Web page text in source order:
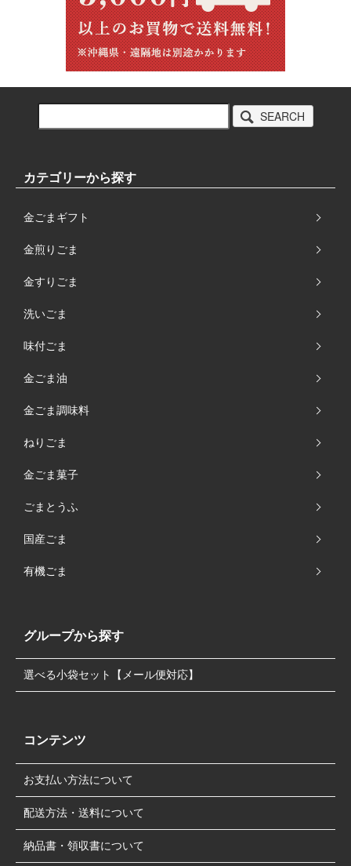
SEARCH
カテゴリーから探す
金ごまギフト
金煎りごま
金すりごま
洗いごま
味付ごま
金ごま油
金ごま調味料
ねりごま
金ごま菓子
ごまとうふ
国産ごま
有機ごま
グループから探す
選べる小袋セット【メール便対応】
コンテンツ
お支払い方法について
配送方法・送料について
納品書・領収書について